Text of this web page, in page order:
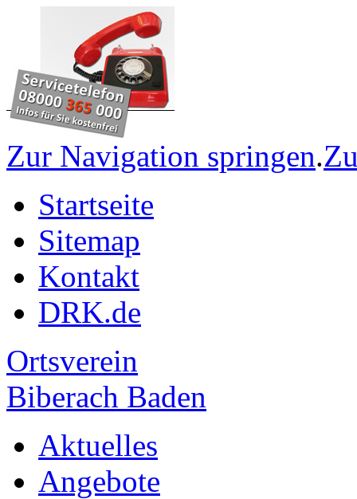
Zur Navigation springen.
Startseite
Sitemap
Kontakt
DRK.de
Ortsverein
Biberach Baden
Aktuelles
Angebote